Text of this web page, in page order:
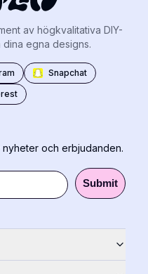
av högkvalitativa DIY-
egna designs.
Snapchat
och erbjudanden.
Submit